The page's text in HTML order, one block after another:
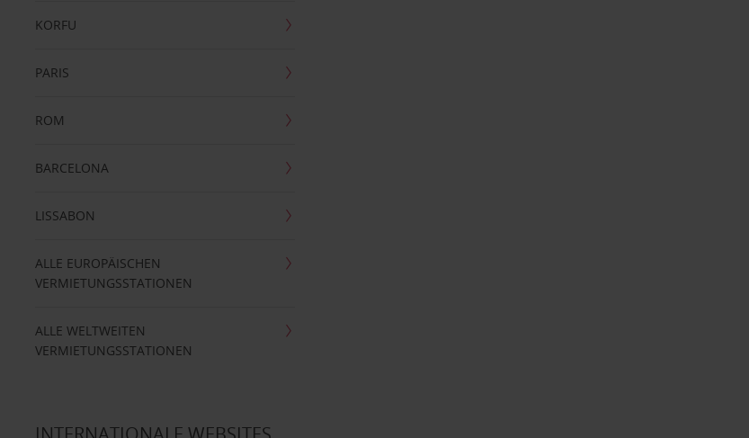
KORFU
PARIS
ROM
BARCELONA
LISSABON
ALLE EUROPÄISCHEN
VERMIETUNGSSTATIONEN
ALLE WELTWEITEN
VERMIETUNGSSTATIONEN